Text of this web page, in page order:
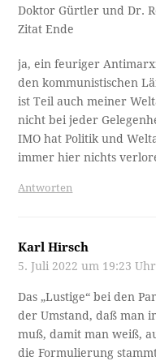
Doktor Gürtler und Dr.
Zitat Ende
ja, ein feuriger
den kommunistischen
ist Teil auch meiner
nicht bei jeder
IMO hat Politik und
immer hier nichts
Antworten
Karl Hirsch
5. Juli 2022 um 19:23 Uhr
Das „Lustige“ bei den
der Umstand, daß man
muß, damit man weiß,
die Formulierung